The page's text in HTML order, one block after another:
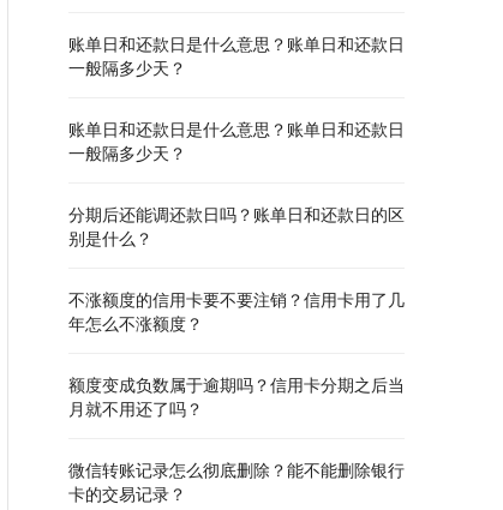
账单日和还款日是什么意思？账单日和还款日
一般隔多少天？
账单日和还款日是什么意思？账单日和还款日
一般隔多少天？
分期后还能调还款日吗？账单日和还款日的区
别是什么？
不涨额度的信用卡要不要注销？信用卡用了几
年怎么不涨额度？
额度变成负数属于逾期吗？信用卡分期之后当
月就不用还了吗？
微信转账记录怎么彻底删除？能不能删除银行
卡的交易记录？